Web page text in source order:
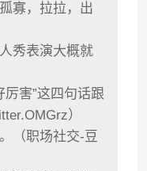
寡，拉拉，出
秀表演大概就
厉害”这四句话跟
）
（职场社交-豆